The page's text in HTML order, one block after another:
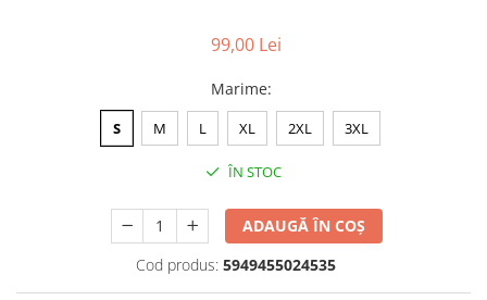
99,00 Lei
Marime:
S M L XL 2XL 3XL
ÎN STOC
ADAUGĂ ÎN COȘ
Cod produs: 5949455024535